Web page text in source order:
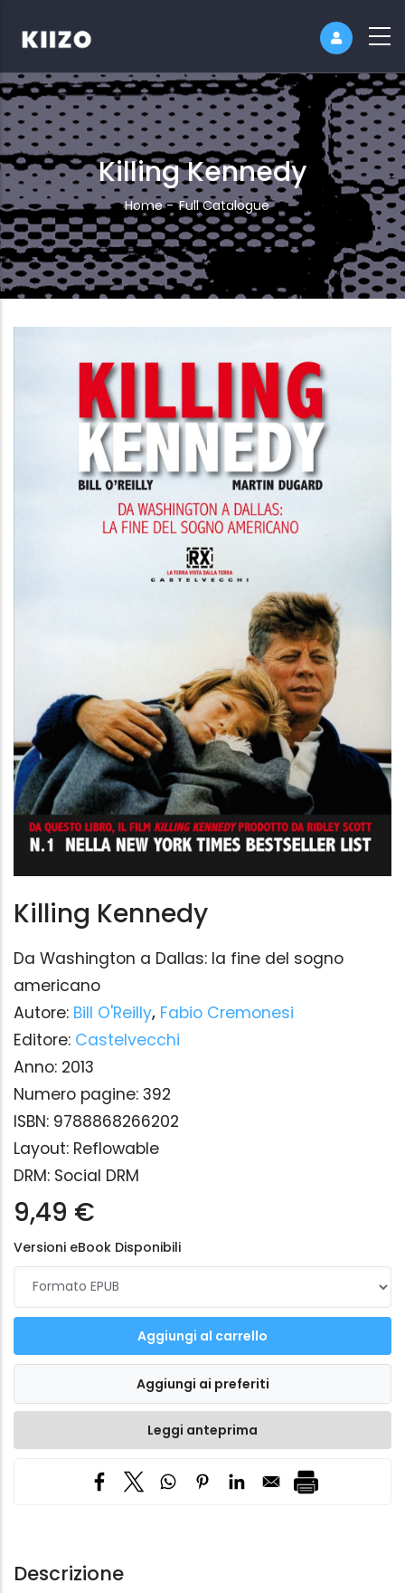
Killing Kennedy
Breadcrumb
Home - Full Catalogue
Killing Kennedy
Da Washington a Dallas: la fine del sogno
americano
Autore: Bill O'Reilly, Fabio Cremonesi
Editore: Castelvecchi
Anno: 2013
Numero pagine: 392
ISBN: 9788868266202
Layout: Reflowable
DRM: Social DRM
9,49 €
Versioni eBook Disponibili
Leggi anteprima
Descrizione